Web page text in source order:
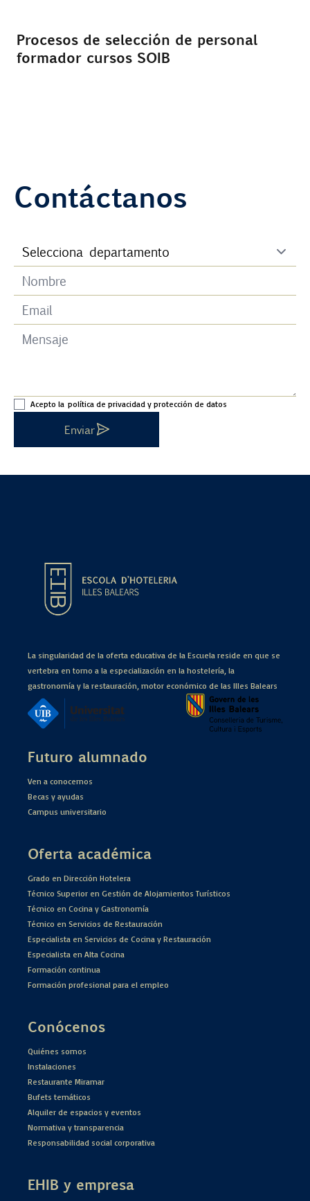
Procesos de selección de personal
formador cursos SOIB
Contáctanos
Acepto la política de privacidad y protección de datos
Enviar
La singularidad de la oferta educativa de la Escuela reside en que se
vertebra en torno a la especialización en la hostelería, la
gastronomía y la restauración, motor económico de las Illes Balears
Futuro alumnado
Ven a conocernos
Becas y ayudas
Campus universitario
Oferta académica
Grado en Dirección Hotelera
Técnico Superior en Gestión de Alojamientos Turísticos
Técnico en Cocina y Gastronomía
Técnico en Servicios de Restauración
Especialista en Servicios de Cocina y Restauración
Especialista en Alta Cocina
Formación continua
Formación profesional para el empleo
Conócenos
Quiénes somos
Instalaciones
Restaurante Miramar
Bufets temáticos
Alquiler de espacios y eventos
Normativa y transparencia
Responsabilidad social corporativa
EHIB y empresa